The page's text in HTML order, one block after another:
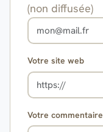
(non diffusée)
Votre site web
Votre commentaire